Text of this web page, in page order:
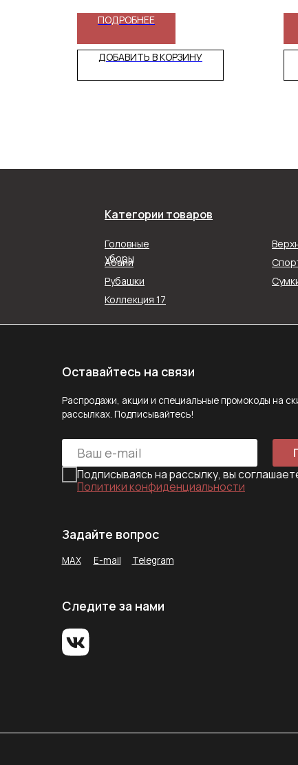
ПОДРОБНЕЕ
ДОБАВИТЬ В КОРЗИНУ
Категории товаров
Головные
уборы
Абайи
Рубашки
Коллекция 17
Оставайтесь на связи
Распродажи, акции и специальные промокоды на скидку в
рассылках. Подписывайтесь!
Подписываясь на рассылку, вы соглашаетесь с
Следите за нами